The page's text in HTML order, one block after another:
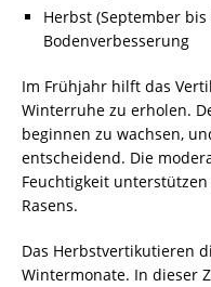
Herbst (September
Bodenverbesserung
Im Frühjahr hilft das
Winterruhe zu erholen.
beginnen zu wachsen,
entscheidend. Die
Feuchtigkeit
Rasens.
Das Herbstvertikutieren
Wintermonate. In dieser